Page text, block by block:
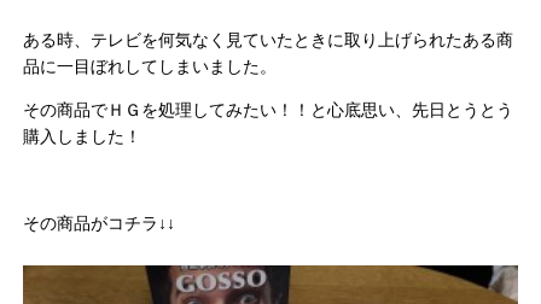
ある時、テレビを何気なく見ていたときに取り上げられたある商
品に一目ぼれしてしまいました。
その商品でＨＧを処理してみたい！！と心底思い、先日とうとう
購入しました！
その商品がコチラ↓↓